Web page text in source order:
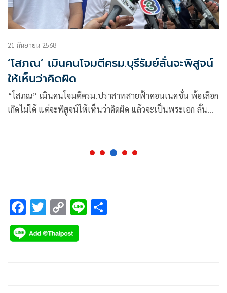
21 กันยายน 2568
‘โสภณ’ เมินคนโจมตีครม.บุรีรัมย์ลั่นจะพิสูจน์
ให้เห็นว่าคิดผิด
“โสภณ” เมินคนโจมตีครม.ปราสาทสายฟ้าคอนเนคชั่น พ้อเลือก
เกิดไม่ได้ แต่จะพิสูจน์ให้เห็นว่าคิดผิด แล้วจะเป็นพระเอก ลั่น
อะไร แต่ถูกตั้งฉายา “โสภณ เขากระโดง”
F
ac
e
T
wi
tt
C
o
p
Li